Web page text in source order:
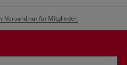
Versand nur für Mitglieder.